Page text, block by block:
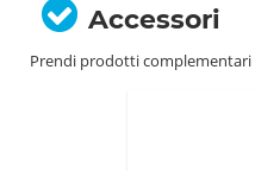
Accessori
Prendi prodotti complementari